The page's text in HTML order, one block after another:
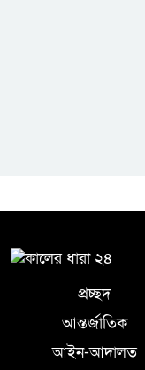
প্রচ্ছদ
আন্তর্জাতিক
আইন-আদালত